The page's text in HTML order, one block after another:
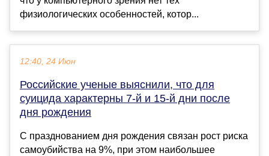
физиологических особенностей, котор...
12:40, 24 Июн
Российские ученые выяснили, что для
суицида характерны 7-й и 15-й дни после
дня рождения
С празднованием дня рождения связан рост риска
самоубийства на 9%, при этом наибольшее